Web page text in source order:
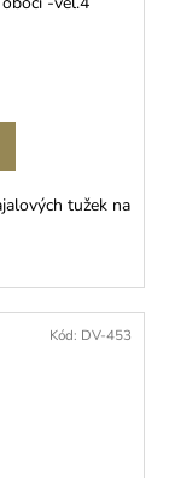
tužek na
Kód: DV-453